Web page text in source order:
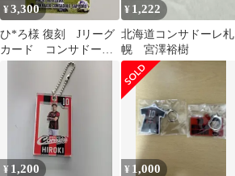
¥3,300
ひ*ろ様 復刻 Jリーグ
カード コンサドーレ
札幌 宮澤裕樹
¥ 1,222
北海道コンサドーレ札
幌 宮澤裕樹
¥ 1,200 ¥ 1,000